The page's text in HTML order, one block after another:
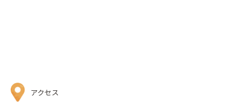
アクセス